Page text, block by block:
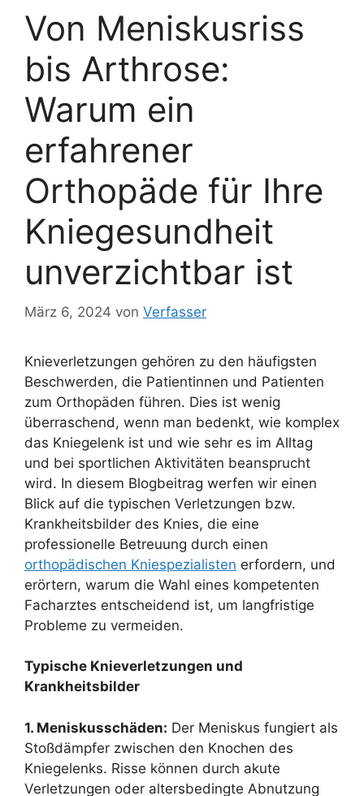
Von Meniskusriss
bis Arthrose:
Warum ein
erfahrener
Orthopäde für Ihre
Kniegesundheit
unverzichtbar ist
März 6, 2024 von Verfasser
Knieverletzungen gehören zu den häufigsten
Beschwerden, die Patientinnen und Patienten
zum Orthopäden führen. Dies ist wenig
überraschend, wenn man bedenkt, wie komplex
das Kniegelenk ist und wie sehr es im Alltag
und bei sportlichen Aktivitäten beansprucht
wird. In diesem Blogbeitrag werfen wir einen
Blick auf die typischen Verletzungen bzw.
Krankheitsbilder des Knies, die eine
professionelle Betreuung durch einen
orthopädischen Kniespezialisten erfordern, und
erörtern, warum die Wahl eines kompetenten
Facharztes entscheidend ist, um langfristige
Probleme zu vermeiden.
Typische Knieverletzungen und
Krankheitsbilder
1. Meniskusschäden: Der Meniskus fungiert als
Stoßdämpfer zwischen den Knochen des
Kniegelenks. Risse können durch akute
Verletzungen oder altersbedingte Abnutzung